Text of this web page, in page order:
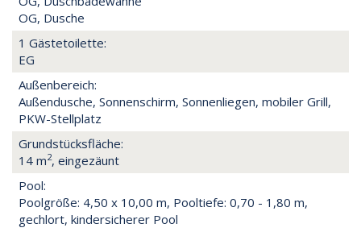
OG, Dusche
1 Gästetoilette:
EG
Außenbereich:
Außendusche, Sonnenschirm, Sonnenliegen, mobiler Grill,
PKW-Stellplatz
Grundstücksfläche:
14 m2, eingezäunt
Pool:
Poolgröße: 4,50 x 10,00 m, Pooltiefe: 0,70 - 1,80 m,
gechlort, kindersicherer Pool